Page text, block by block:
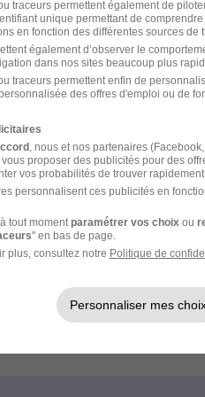
lesCGUet déclarez
des données du
traceurs permettent également de
unique permettant de
en fonction des différentes sources de
également d’observer le
dans nos sites beaucoup plus
traceurs permettent enfin de
des offres d'emploi ou de
, nous et nos partenaires (Facebook,
proposer des publicités pour des
vos probabilités de trouver
personnalisent ces publicités en
tout momentparamétrer vos choixou
" en bas de page.
plus, consultez notre Politique de
Personnaliser mes